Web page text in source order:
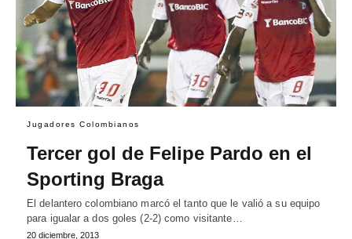
Jugadores Colombianos
Tercer gol de Felipe Pardo en el
Sporting Braga
El delantero colombiano marcó el tanto que le valió a su equipo
para igualar a dos goles (2-2) como visitante…
20 diciembre, 2013